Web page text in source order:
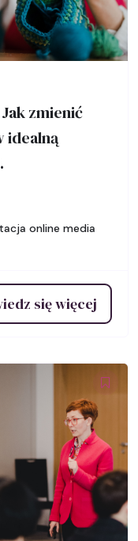
zmienić
idealną
online media
się więcej